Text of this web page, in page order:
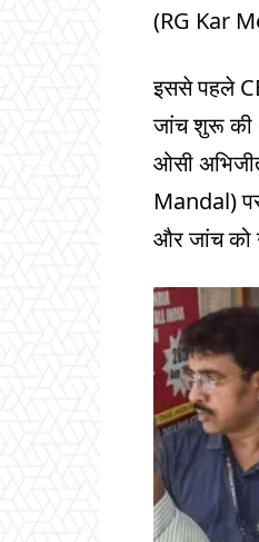
(RG Kar
इससे पहले
जांच शुरू की
ओसी
Mandal)
और जांच को